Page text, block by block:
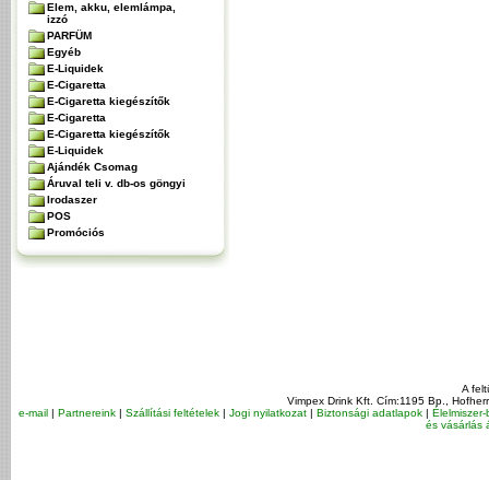
Elem, akku, elemlámpa,
izzó
PARFÜM
Egyéb
E-Liquidek
E-Cigaretta
E-Cigaretta kiegészítők
E-Cigaretta
E-Cigaretta kiegészítők
E-Liquidek
Ajándék Csomag
Áruval teli v. db-os göngyi
Irodaszer
POS
Promóciós
A
Vimpex Drink Kft. Cím:1195 Bp.,
e-mail| Partnereink| Szállítási feltételek| Jogi nyilatkozat| Biztonsági adatlapok|
és vásárlás